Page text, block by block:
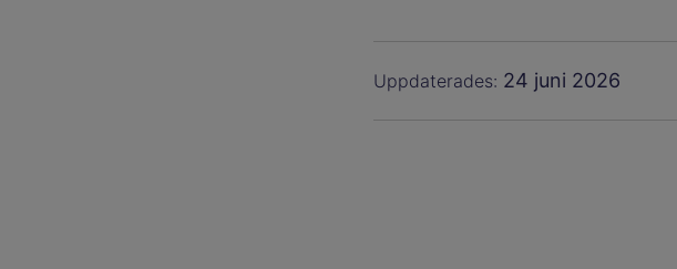
Uppdaterades: 24 juni 2026